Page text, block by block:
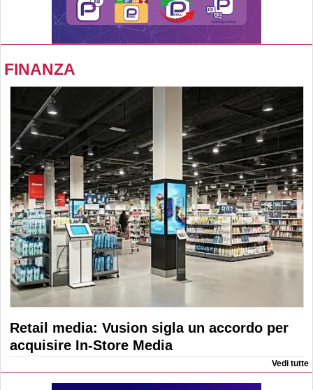
FINANZA
Retail media: Vusion sigla un accordo per
acquisire In-Store Media
Vedi tutte